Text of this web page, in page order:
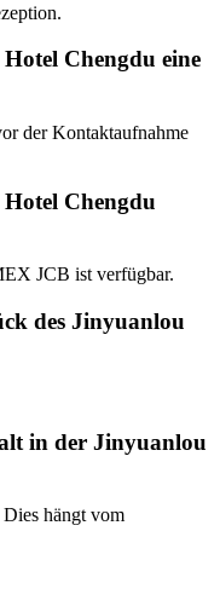
Chengdu eine
der Kontaktaufnahme
Chengdu
JCB ist verfügbar.
des Jinyuanlou
in der Jinyuanlou
hängt vom